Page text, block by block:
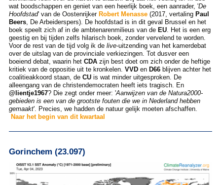
wat boodschappen en geniet van een heerlijk boek, een aanrader, 'De
Hoofdstad' van de Oostenrijker Robert Menasse(2017, vertaling Paul
Beers, De Arbeiderspers). De hoofdstad is in dit geval Brussel en het
boek speelt zich af in de ambtenarenmilieus van de EU. Het is een erg
geestig en bij tijden zelfs hilarisch boek, zonder vervelend te worden.
Voor de rest van de tijd volg ik delive-uitzending van het kamerdebat
over de uitslag van de provinciale verkiezingen. Tot dusver een
boeiend debat, waarin het CDAzijn best doet om zich onder de heftige
kritiek van de oppositie uit te kronkelen. VVDen D66blijven achter het
coalitieakkoord staan, de CUis wat minder uitgesproken. De
alleengang van de christendemocraten heeft iets tragisch. En
@lientje1967? Die zegt onder meer: 'Aanwijzen van de Natura2000-
gebieden is een van de grootste fouten die we in Nederland hebben
gemaakt'. Precies, we hadden de natuur gelijk moeten afschaffen.
Naar het begin van dit kwartaal
Gorinchem (23.097)